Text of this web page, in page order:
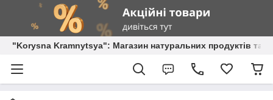
"Korysna Kramnytsya": Магазин натуральних продуктів та